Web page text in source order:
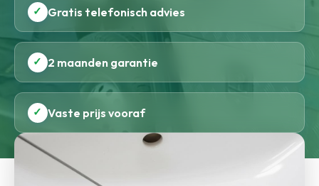
✓ Gratis telefonisch advies
✓ 2 maanden garantie
✓ Vaste prijs vooraf